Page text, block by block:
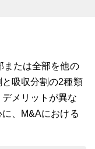
または全部を他の
吸収分割の2種類
メリットが異な
、M&Aにおける